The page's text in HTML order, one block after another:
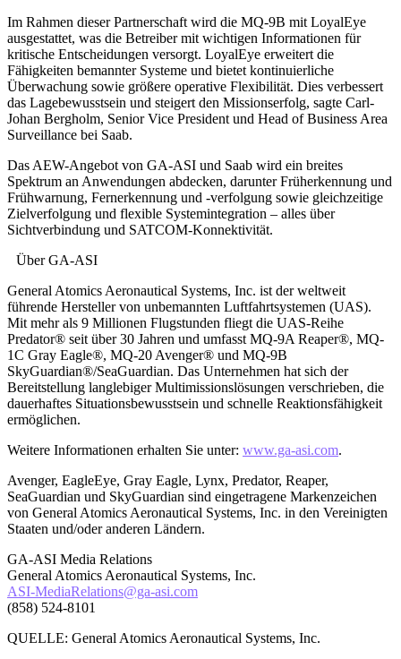
Im Rahmen dieser Partnerschaft wird die MQ-9B mit LoyalEye
ausgestattet, was die Betreiber mit wichtigen Informationen für
kritische Entscheidungen versorgt. LoyalEye erweitert die
Fähigkeiten bemannter Systeme und bietet kontinuierliche
Überwachung sowie größere operative Flexibilität. Dies verbessert
das Lagebewusstsein und steigert den Missionserfolg, sagte Carl-
Johan Bergholm, Senior Vice President und Head of Business Area
Surveillance bei Saab.
Das AEW-Angebot von GA-ASI und Saab wird ein breites
Spektrum an Anwendungen abdecken, darunter Früherkennung und
Frühwarnung, Fernerkennung und -verfolgung sowie gleichzeitige
Zielverfolgung und flexible Systemintegration – alles über
Sichtverbindung und SATCOM-Konnektivität.
Über GA-ASI
General Atomics Aeronautical Systems, Inc. ist der weltweit
führende Hersteller von unbemannten Luftfahrtsystemen (UAS).
Mit mehr als 9 Millionen Flugstunden fliegt die UAS-Reihe
Predator® seit über 30 Jahren und umfasst MQ-9A Reaper®, MQ-
1C Gray Eagle®, MQ-20 Avenger® und MQ-9B
SkyGuardian®/SeaGuardian. Das Unternehmen hat sich der
Bereitstellung langlebiger Multimissionslösungen verschrieben, die
dauerhaftes Situationsbewusstsein und schnelle Reaktionsfähigkeit
ermöglichen.
Weitere Informationen erhalten Sie unter: www.ga-asi.com.
Avenger, EagleEye, Gray Eagle, Lynx, Predator, Reaper,
SeaGuardian und SkyGuardian sind eingetragene Markenzeichen
von General Atomics Aeronautical Systems, Inc. in den Vereinigten
Staaten und/oder anderen Ländern.
GA-ASI Media Relations
General Atomics Aeronautical Systems, Inc.
ASI-MediaRelations@ga-asi.com
(858) 524-8101
QUELLE: General Atomics Aeronautical Systems, Inc.